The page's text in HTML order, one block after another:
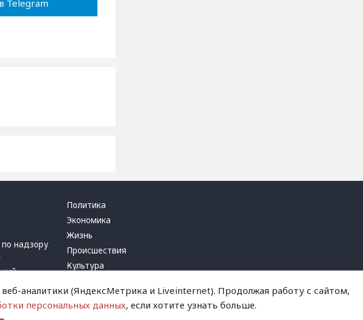
Telegram
надзору
Политика
Экономика
Жизнь
Происшествия
Культура
Криминал
Успех
аналитики (ЯндексМетрика и Liveinternet). Продолжая работу с сайтом,
персональных данных, если хотите узнать больше.